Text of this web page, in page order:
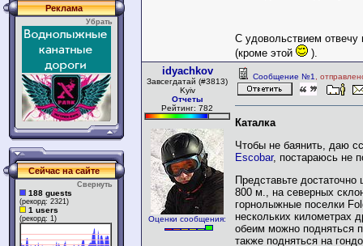
Реклама
Убрать
Сейчас на сайте
Свернуть
188 guests
(рекорд: 2321)
1 users
(рекорд: 1)
С удовольствием
(кроме этой
).
idyachkov
Завсегдатай (#3813)
Kyiv
Отчеты
Рейтинг: 782
Оценки сообщения:
Сообщение №1 ,
Каталка
Чтобы не баянить, даю
Escobar, постараюсь не
Представьте
800 м., на северных
горнолыжные поселки
нескольких километрах
обеим можно подняться
также подняться на